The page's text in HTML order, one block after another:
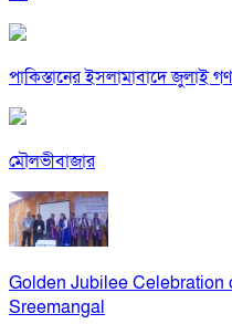
পাকিস্তানের ইসলামাবাদে জুলাই
মৌলভীবাজার
Golden Jubilee Celebration
Sreemangal